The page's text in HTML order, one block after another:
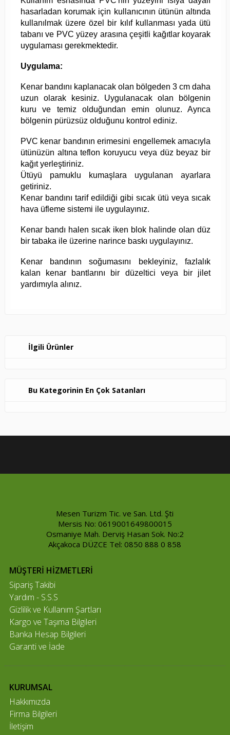
hasarladan korumak için kullanıcının ütünün altında
kullanılmak üzere özel bir kılıf kullanması yada ütü
tabanı ve PVC yüzey arasına çeşitli kağıtlar koyarak
uygulaması gerekmektedir.
Uygulama:
Kenar bandını kaplanacak olan bölgeden 3 cm daha
uzun olarak kesiniz. Uygulanacak olan bölgenin
kuru ve temiz olduğundan emin olunuz. Ayrıca
bölgenin pürüzsüz olduğunu kontrol ediniz.
PVC kenar bandının erimesini engellemek amacıyla
ütünüzün altına teflon koruyucu veya düz beyaz bir
kağıt yerleştiriniz.
Ütüyü pamuklu kumaşlara uygulanan ayarlara
getiriniz.
Kenar bandını tarif edildiği gibi sıcak ütü veya sıcak
hava üfleme sistemi ile uygulayınız.
Kenar bandı halen sıcak iken blok halinde olan düz
bir tabaka ile üzerine narince baskı uygulayınız.
Kenar bandının soğumasını bekleyiniz, fazlalık
kalan kenar bantlarını bir düzeltici veya bir jilet
yardımıyla alınız.
İlgili Ürünler
Bu Kategorinin En Çok Satanları
Mesen Turizm Tic. ve San. Ltd. Şti
Mersis No: 0619001649800015
Osmaniye Mah. Derviş Hasan Sok. No:2
Akçakoca DÜZCE Tel: 0850 888 0 858
MÜŞTERİ HİZMETLERİ
Sipariş Takibi
Yardım - S.S.S
Gizlilik ve Kullanım Şartları
Kargo ve Taşıma Bilgileri
Banka Hesap Bilgileri
Garanti ve İade
KURUMSAL
Hakkımızda
Firma Bilgileri
İletişim